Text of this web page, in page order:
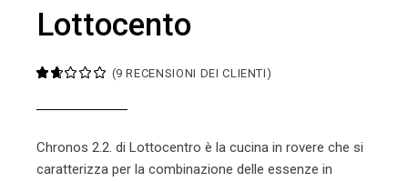
Lottocento
(9 RECENSIONI DEI CLIENTI)
Chronos 2.2. di Lottocentro è la cucina in rovere che si
caratterizza per la combinazione delle essenze in